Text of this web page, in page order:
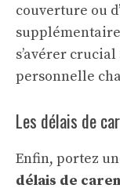
couverture ou
s’avérer
personnelle
Les délais de
Enfin, portez
délais de